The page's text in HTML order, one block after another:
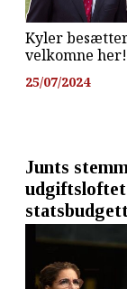
Kyler
velkomne her!
25/07/2024
Junts